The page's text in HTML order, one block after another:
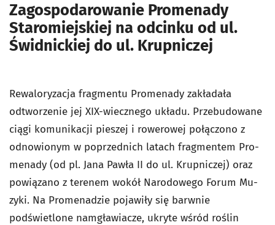
Zagospodarowanie Promenady
Staromiejskiej na odcinku od ul.
Świdnickiej do ul. Krupniczej
Rewaloryzacja fragmentu Promenady zakładała
odtworzenie jej XIX-wiecznego układu. Przebudowane
ciągi komunikacji pieszej i rowerowej połączono z
odnowionym w poprzednich latach fragmentem Pro­
menady (od pl. Jana Pawła II do ul. Krupniczej) oraz
powiązano z terenem wokół Narodowego Forum Mu­
zyki. Na Promenadzie pojawiły się barwnie
podświetlone namgławiacze, ukryte wśród roślin